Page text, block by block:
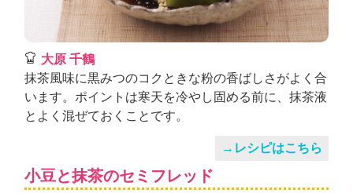
大原 千鶴
抹茶風味に黒みつのコクときな粉の香ばしさがよく合
います。ポイントは寒天を冷やし固める前に、抹茶液
とよく混ぜておくことです。
→レシピはこちら
小豆と抹茶のセミフレッド